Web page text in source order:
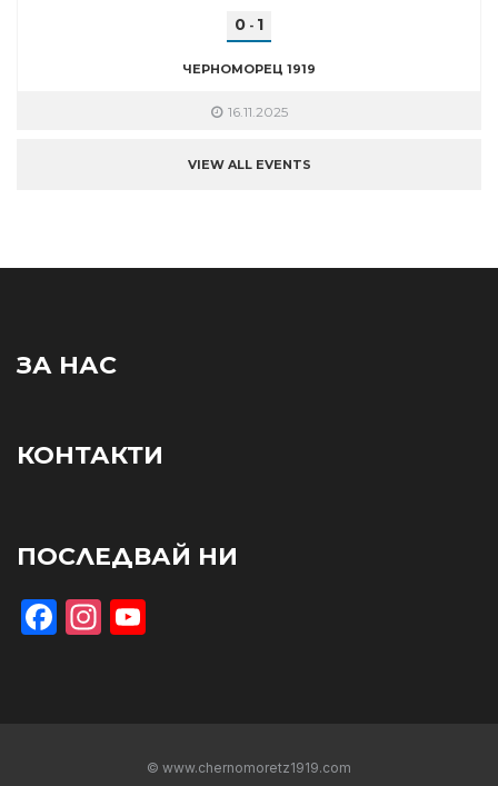
0 - 1
ЧЕРНОМОРЕЦ 1919
16.11.2025
VIEW ALL EVENTS
ЗА НАС
КОНТАКТИ
ПОСЛЕДВАЙ НИ
Facebook
Instagram
© www.chernomoretz1919.com